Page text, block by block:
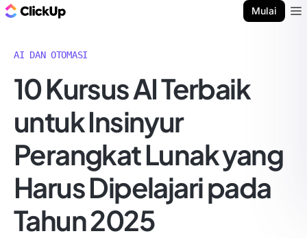
Mulai
AI DAN OTOMASI
10 Kursus AI Terbaik
untuk Insinyur
Perangkat Lunak yang
Harus Dipelajari pada
Tahun 2025